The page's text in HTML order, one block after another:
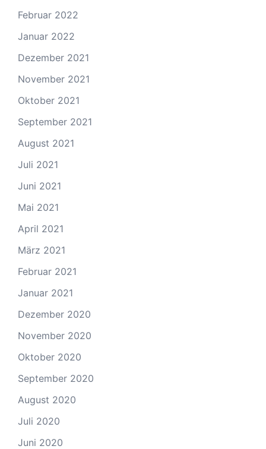
Februar 2022
Januar 2022
Dezember 2021
November 2021
Oktober 2021
September 2021
August 2021
Juli 2021
Juni 2021
Mai 2021
April 2021
März 2021
Februar 2021
Januar 2021
Dezember 2020
November 2020
Oktober 2020
September 2020
August 2020
Juli 2020
Juni 2020